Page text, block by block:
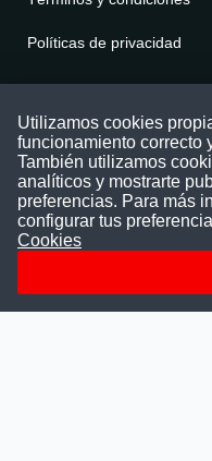
Políticas de privacidad
Puede comunicarse con
nuestras redes sociales o
Siguenos en:
Utilizamos cookies
funcionamiento correcto
También utilizamos
analíticos y mostrarte
preferencias. Para más
configurar tus
Cookies